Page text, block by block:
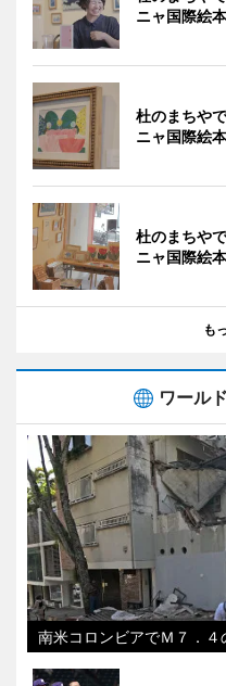
ニャ国際絵
杜のまちや
ニャ国際絵
杜のまちや
ニャ国際絵
も
ワール
南米コロンビアでＭ７．４